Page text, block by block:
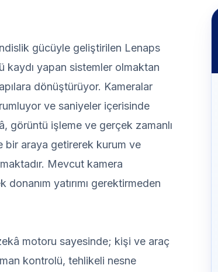
gücüyle geliştirilen Lenaps
kaydı yapan sistemler olmaktan
dönüştürüyor. Kameralar
ve saniyeler içerisinde
görüntü işleme ve gerçek zamanlı
bir araya getirerek kurum ve
Mevcut kamera
yatırımı gerektirmeden
motoru sayesinde; kişi ve araç
kontrolü, tehlikeli nesne